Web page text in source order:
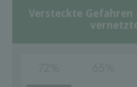
Versteckte